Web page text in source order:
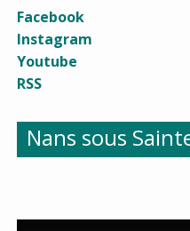
Facebook
Instagram
Youtube
RSS
Nans sous